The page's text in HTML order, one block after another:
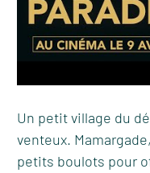
Un petit village du
venteux.
petits boulots pour